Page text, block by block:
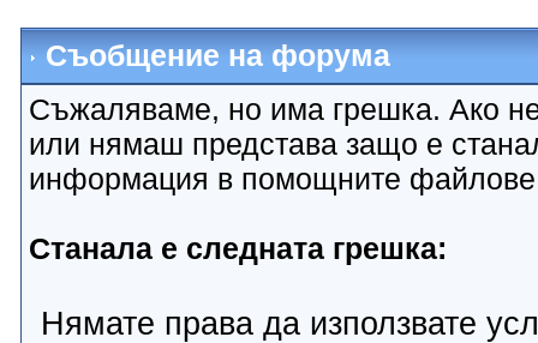
Съобщение на форума
Съжаляваме, но има грешка. Ако
или нямаш представа защо е
информация в помощните
Станала е следната грешка:
Нямате права да използвате